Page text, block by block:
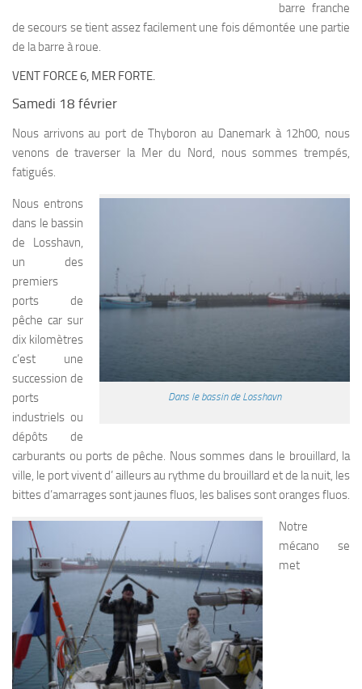
barre franche
de secours se tient assez facilement une fois démontée une partie
de la barre à roue.
VENT FORCE 6, MER FORTE.
Samedi 18 février
Nous arrivons au port de Thyboron au Danemark à 12h00, nous
venons de traverser la Mer du Nord, nous sommes trempés,
fatigués.
Dans le bassin de Losshavn
Nous entrons
dans le bassin
de Losshavn,
un des
premiers
ports de
pêche car sur
dix kilomètres
c’est une
succession de
ports
industriels ou
dépôts de
carburants ou ports de pêche. Nous sommes dans le brouillard, la
ville, le port vivent d’ ailleurs au rythme du brouillard et de la nuit, les
bittes d’amarrages sont jaunes fluos, les balises sont oranges fluos.
Notre
mécano se
met